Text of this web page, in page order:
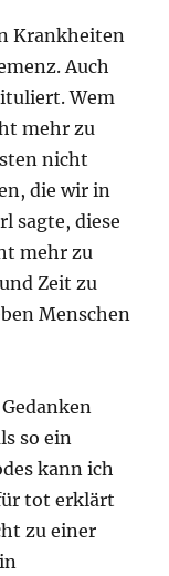
Krankheiten
Auch
Wem
mehr zu
nicht
die wir in
sagte, diese
mehr zu
Zeit zu
Menschen
so ein
kann ich
tot erklärt
zu einer